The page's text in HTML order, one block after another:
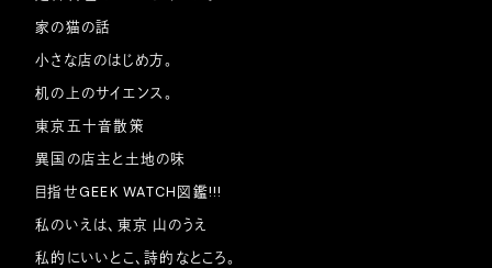
家の猫の話
小さな店のはじめ方。
机の上のサイエンス。
東京五十音散策
異国の店主と土地の味
目指せGEEK WATCH図鑑!!!
私のいえは、東京 山のうえ
私的にいいとこ、詩的なところ。